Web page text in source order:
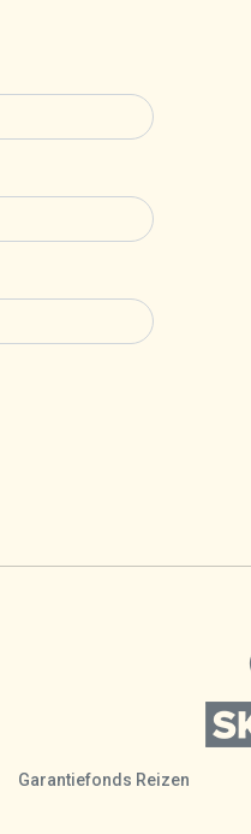
Garantiefonds Reizen